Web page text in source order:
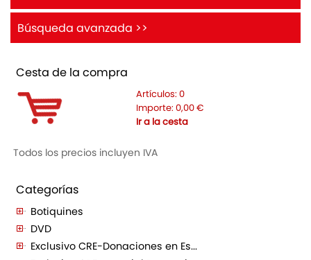
Búsqueda avanzada >>
Cesta de la compra
Artículos: 0
Importe: 0,00 €
Ir a la cesta
Todos los precios incluyen IVA
Categorías
Botiquines
DVD
Exclusivo CRE-Donaciones en Es...